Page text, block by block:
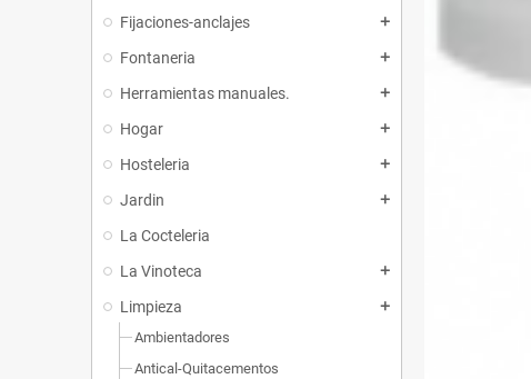
Fijaciones-anclajes add
Fontaneria add
Herramientas manuales. add
Hogar add
Hosteleria add
Jardin add
La Cocteleria
La Vinoteca
add
Limpieza add
Ambientadores
Antical-Quitacementos